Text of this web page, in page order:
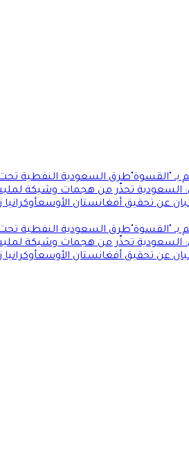
"القسوة"طرق السعودية النفطية
السعودية تحذّر من هجمات وشيكة
عن تحقيق أفغانستان الأوسع
"القسوة"طرق السعودية النفطية
السعودية تحذّر من هجمات وشيكة
عن تحقيق أفغانستان الأوسع